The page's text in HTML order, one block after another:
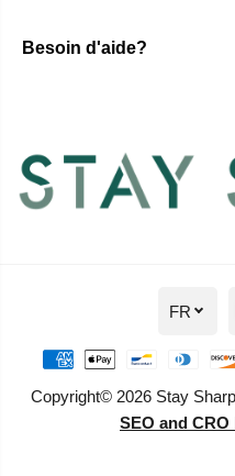
Besoin d'aide?
Copyright© 2026 Stay
SEO and
FR